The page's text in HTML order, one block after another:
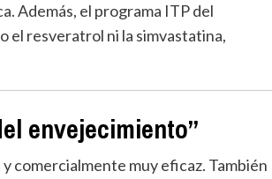
Además, el programa ITP del
el resveratrol ni la simvastatina,
envejecimiento”
comercialmente muy eficaz. También